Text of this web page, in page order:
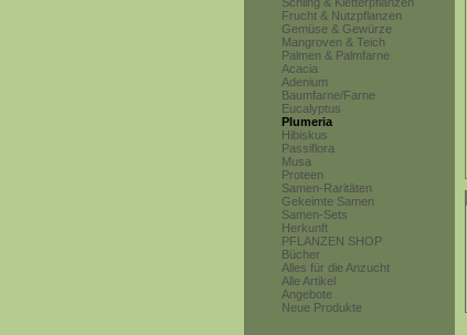
Frucht & Nutzpflanzen
Gemüse & Gewürze
Mangroven & Teich
Palmen & Palmfarne
Acacia
Adenium
Baumfarne/Farne
Eucalyptus
Plumeria
Hibiskus
Passiflora
Musa
Proteen
Samen-Raritäten
Gekeimte Samen
Samen-Sets
Herkunft
PFLANZEN SHOP
Bücher
Alles für die Anzucht
Alle Artikel
Angebote
Neue Produkte